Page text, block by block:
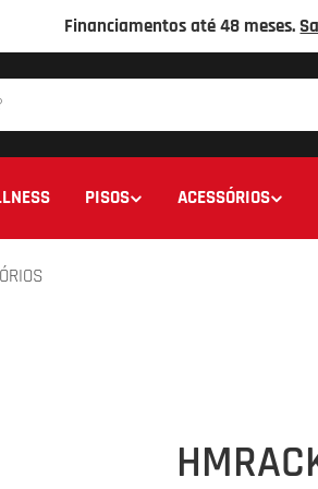
Financiamentos até 48 meses.
PISOS ACESSÓRIOS